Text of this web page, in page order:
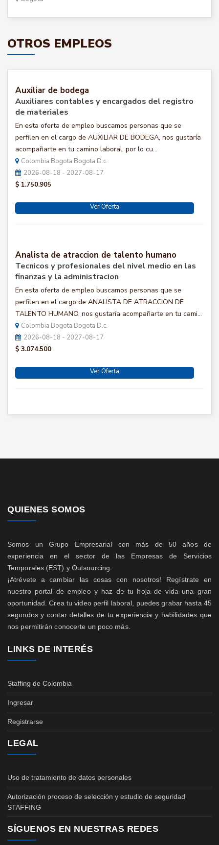
OTROS EMPLEOS
Auxiliar de bodega
Auxiliares contables y encargados del registro
de materiales
En esta oferta de empleo buscamos personas que se
perfilen en el cargo de AUXILIAR DE BODEGA, nos gustaría
acompañarte en tu camino laboral, por lo cu...
Colombia Bogota Bogota D.c.
2026-08-18 - 2027-08-17
$ 1.750.905
Ver Oferta
Analista de atraccion de talento humano
Tecnicos y profesionales del nivel medio en las
finanzas y la administracion
En esta oferta de empleo buscamos personas que se
perfilen en el cargo de ANALISTA DE ATRACCION DE
TALENTO HUMANO, nos gustaría acompañarte en tu cami...
Colombia Bogota Bogota D.c.
2026-08-18 - 2027-08-17
$ 3.074.500
Ver Oferta
QUIENES SOMOS
Somos un Grupo Empresarial con más de 50 años de
experiencia en el sector de las Empresas de Servicios
Temporales (EST) y Outsourcing.
¡Atrévete a cambiar las cosas con nosotros! Regístrate en
nuestro portal de empleo y haz de tu hoja de vida una gran
oportunidad. Crea tu video perfil laboral, puedes grabar hasta 45
segundos y contar detalles de tu experiencia y habilidades que
nos permitirán conocerte un poco más.
LINKS DE INTERÉS
Staffing de Colombia
Ingresar
Registrarse
LEGAL
Uso de tratamiento de datos personales
Autorización proceso de selección y estudio de seguridad
STAFFING
SÍGUENOS EN NUESTRAS REDES